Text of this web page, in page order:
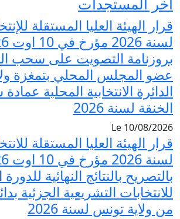
قرار الهيئة العليا المستقلة للإنتخابات عدد 9
لسنة 2026 مؤرخ في 10 اوت 2026 يتعلق
سحب الوكالة من
ولاية توزر عن
عمادة سندس فم
قرار الهيئة العليا المستقلة للانتخابات عدد 8
لسنة 2026 مؤرخ في 10 اوت 2026 يتعلق
للدورة الثانية
بدائرة الكبارية